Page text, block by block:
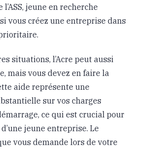
l’ASS, jeune en recherche
si vous créez une entreprise dans
situations, l’Acre peut aussi
mais vous devez en faire la
aide représente une
sur vos charges
ce qui est crucial pour
jeune entreprise. Le
vous demande lors de votre